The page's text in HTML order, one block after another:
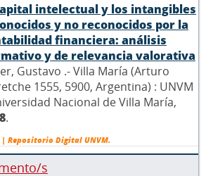
intelectual y los intangibles
y no reconocidos por la
financiera: análisis
y de relevancia valorativa
Gustavo .- Villa María (Arturo
1555, 5900, Argentina) : UNVM
Nacional de Villa María,
.
| Repositorio Digital UNVM.
s